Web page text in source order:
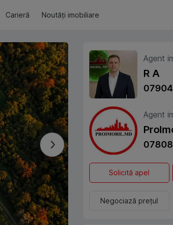
Agent
R A
Agent
Solicită apel
Negociază prețul
Carieră Noutăți imobiliare